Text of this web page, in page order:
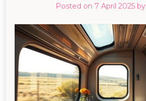
Posted on 7 April 2025by